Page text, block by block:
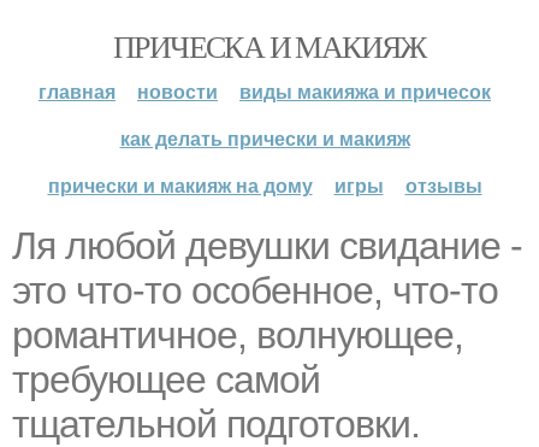
ПРИЧЕСКА И МАКИЯЖ
главная новости
виды макияжа и причесок
как делать прически и макияж
прически и макияж на дому
игры отзывы
Ля любой девушки свидание -
это что-то особенное, что-то
романтичное, волнующее,
требующее самой
тщательной подготовки.